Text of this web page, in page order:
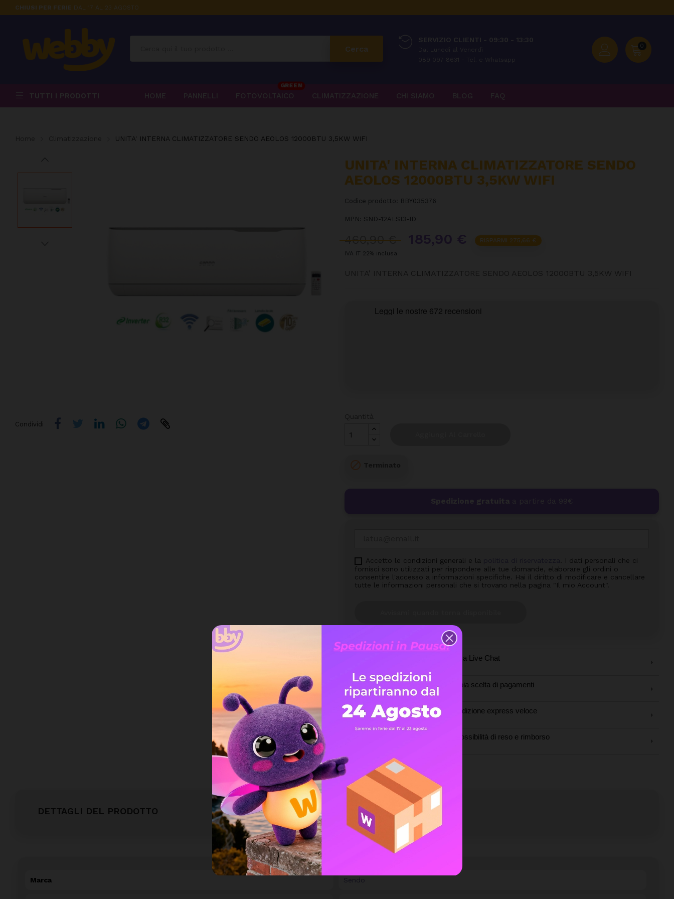
CHIUSI PER FERIE DAL 17 AL 23 AGOSTO
Cerca
SERVIZIO CLIENTI - 09:30 - 13:30
Dal Lunedì al Venerdì
089 097 8631 - Tel. e Whatsapp
0
TUTTI I PRODOTTI HOME PANNELLI FOTOVOLTAICO
GREEN
CLIMATIZZAZIONE CHI SIAMO BLOG FAQ
UNITA' INTERNA CLIMATIZZATORE SENDO AEOLOS 12000BTU 3,5KW WIFI
Condividi
UNITA' INTERNA CLIMATIZZATORE SENDO
AEOLOS 12000BTU 3,5KW WIFI
Codice prodotto: BBY035376
MPN: SND-12ALSI3-ID
460,90 €
RISPARMI 275,66 €
IVA IT 22% inclusa
Accetto le condizioni generali e la
. I dati personali che ci
fornisci sono utilizzati per rispondere alle tue domande, elaborare gli ordini o
consentire l'accesso a informazioni specifiche. Hai il diritto di modificare e cancellare
tutte le informazioni personali che si trovano nella pagina "Il mio Account".
Assistenza Live Chat
Ampia scelta di pagamenti
Spedizione express veloce
Possibilità di reso e rimborso
DETTAGLI DEL PRODOTTO
Marca Sendo